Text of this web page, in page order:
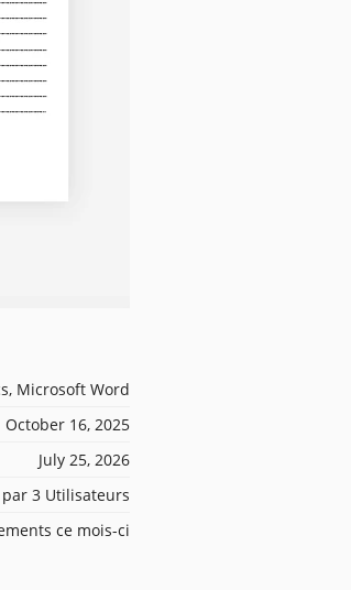
Microsoft Word
October 16, 2025
July 25, 2026
3 Utilisateurs
ce mois-ci